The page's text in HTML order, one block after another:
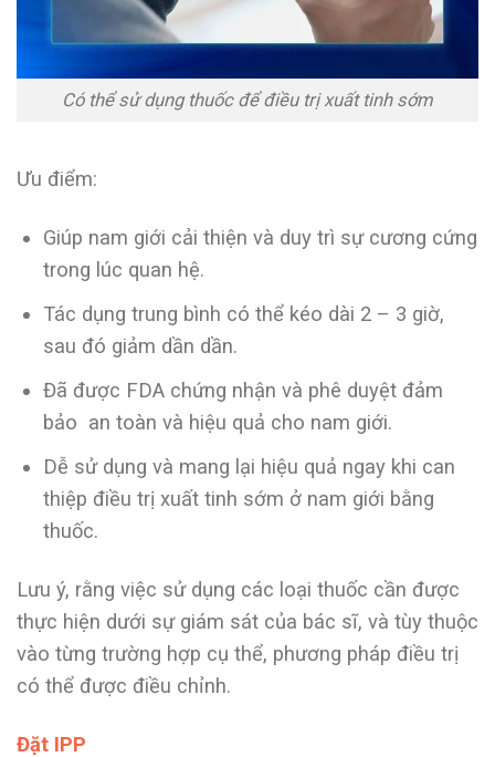
Có thể sử dụng thuốc để điều trị xuất tinh sớm
Ưu điểm:
Giúp nam giới cải thiện và duy trì sự cương cứng
trong lúc quan hệ.
Tác dụng trung bình có thể kéo dài 2 – 3 giờ,
sau đó giảm dần dần.
Đã được FDA chứng nhận và phê duyệt đảm
bảo an toàn và hiệu quả cho nam giới.
Dễ sử dụng và mang lại hiệu quả ngay khi can
thiệp điều trị xuất tinh sớm ở nam giới bằng
thuốc.
Lưu ý, rằng việc sử dụng các loại thuốc cần được
thực hiện dưới sự giám sát của bác sĩ, và tùy thuộc
vào từng trường hợp cụ thể, phương pháp điều trị
có thể được điều chỉnh.
Đặt IPP